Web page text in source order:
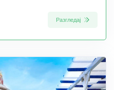
Разгледај